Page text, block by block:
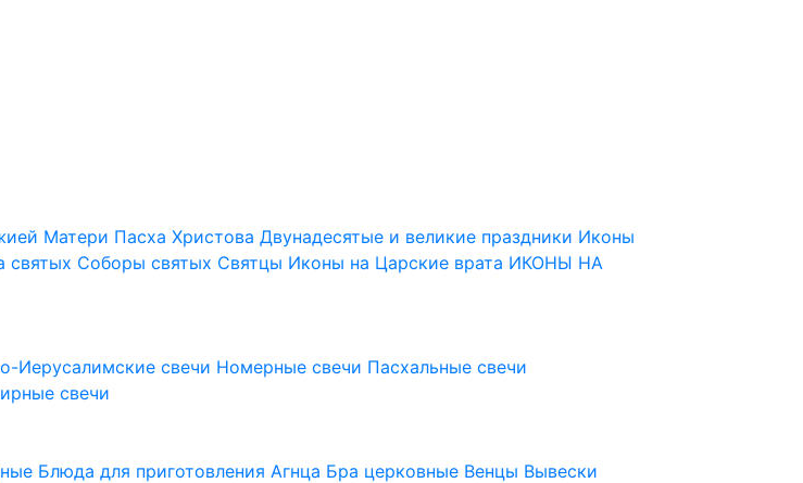
Матери Пасха ХристоваДвунадесятые и великие праздники Иконы
святых Соборы святых Святцы Иконы на Царские врата ИКОНЫ НА
Иерусалимские свечи Номерные свечи Пасхальные свечи
свечи
Блюда для приготовления Агнца Бра церковные Венцы Вывески